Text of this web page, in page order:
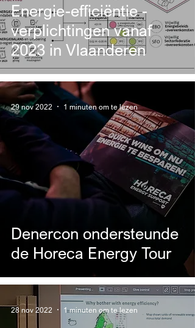
Energie-efficiëntie -
verplichtingen vanaf
2023 in Vlaanderen
Denercon ondersteunde
de Horeca Energy Tour
29 nov 2022 1 minuten om te lezen
28 nov 2022 1 minuten om te lezen